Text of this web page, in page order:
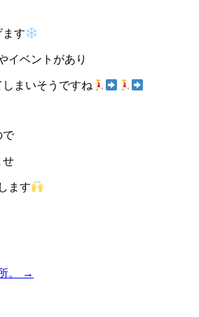
ます
イベントがあり
まいそうですね
で
せ
ます
。
→